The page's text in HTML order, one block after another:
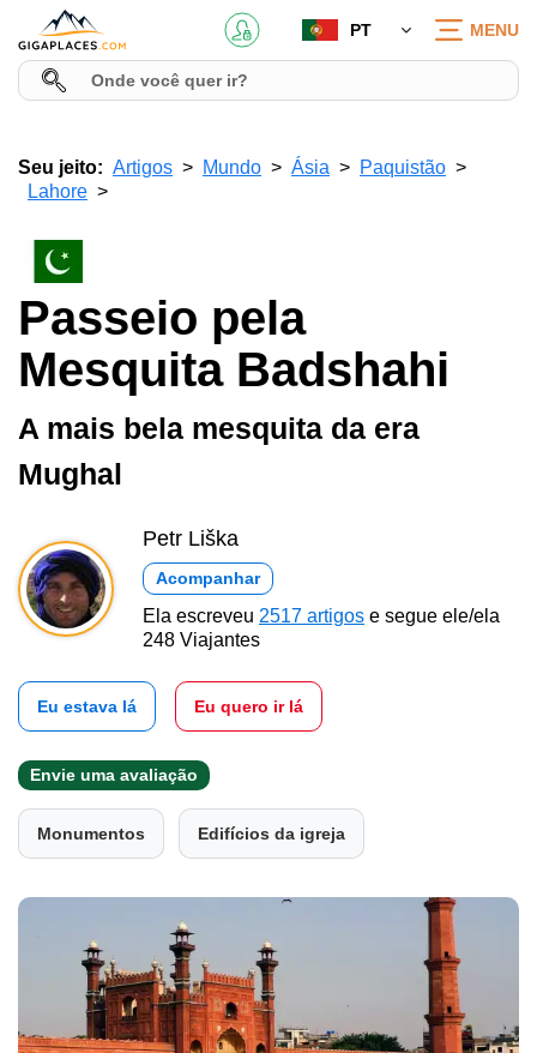
PT MENU
Seu jeito: Artigos Mundo Ásia
Paquistão
Lahore
Passeio pela
Mesquita Badshahi
A mais bela mesquita da era
Mughal
Petr Liška
Acompanhar
Ela escreveu 2517 artigos e segue ele/ela
248 Viajantes
Eu estava lá Eu quero ir lá
Envie uma avaliação
Monumentos Edifícios da igreja